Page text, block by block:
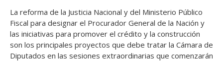
La reforma de la Justicia Nacional y del Ministerio Público
Fiscal para designar el Procurador General de la Nación y
las iniciativas para promover el crédito y la construcción
son los principales proyectos que debe tratar la Cámara de
Diputados en las sesiones extraordinarias que comenzarán